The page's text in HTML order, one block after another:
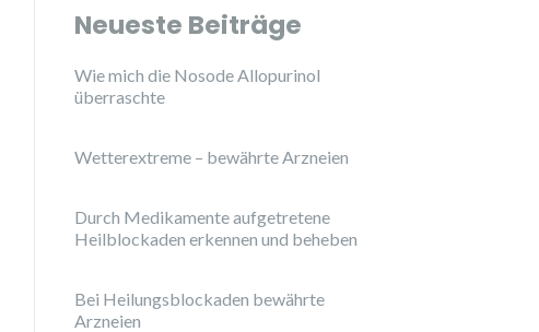
Neueste Beiträge
Wie mich die Nosode Allopurinol
überraschte
Wetterextreme – bewährte Arzneien
Durch Medikamente aufgetretene
Heilblockaden erkennen und beheben
Bei Heilungsblockaden bewährte
Arzneien